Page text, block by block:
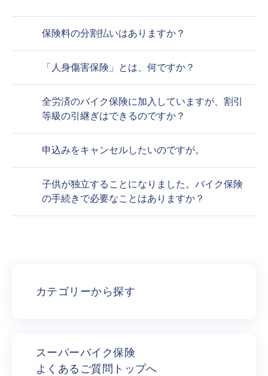
保険料の分割払いはありますか？
「人身傷害保険」とは、何ですか？
全労済のバイク保険に加入していますが、割引
等級の引継ぎはできるのですか？
申込みをキャンセルしたいのですが。
子供が独立することになりました。バイク保険
の手続きで必要なことはありますか？
カテゴリーから探す
スーパーバイク保険
よくあるご質問トップへ